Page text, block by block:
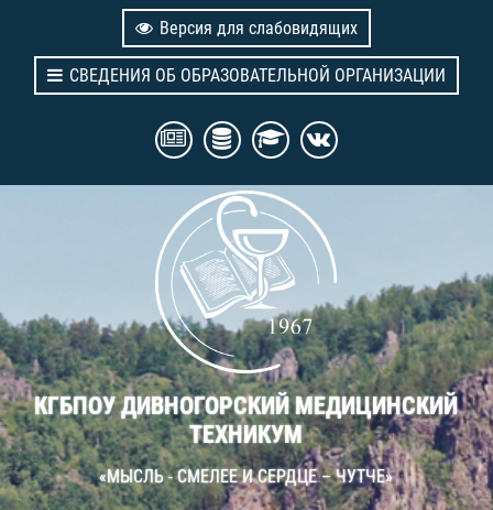
Версия для слабовидящих
СВЕДЕНИЯ ОБ ОБРАЗОВАТЕЛЬНОЙ ОРГАНИЗАЦИИ
КГБПОУ ДИВНОГОРСКИЙ МЕДИЦИНСКИЙ
ТЕХНИКУМ
«МЫСЛЬ - СМЕЛЕЕ И СЕРДЦЕ – ЧУТЧЕ»